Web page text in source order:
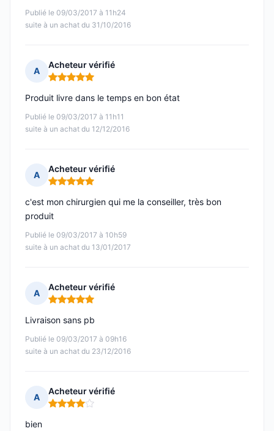
Publié le 09/03/2017 à 11h24
suite à un achat du 31/10/2016
A
Acheteur vérifié
Note : 5 sur 5
Publié le 09/03/2017 à 11h11
suite à un achat du 12/12/2016
Produit livre dans le temps en bon état
A
Acheteur vérifié
Note : 5 sur 5
Publié le 09/03/2017 à 10h59
suite à un achat du 13/01/2017
c'est mon chirurgien qui me la conseiller, très bon
produit
A
Acheteur vérifié
Note : 5 sur 5
Publié le 09/03/2017 à 09h16
suite à un achat du 23/12/2016
Livraison sans pb
A
Acheteur vérifié
Note : 4 sur 5
bien